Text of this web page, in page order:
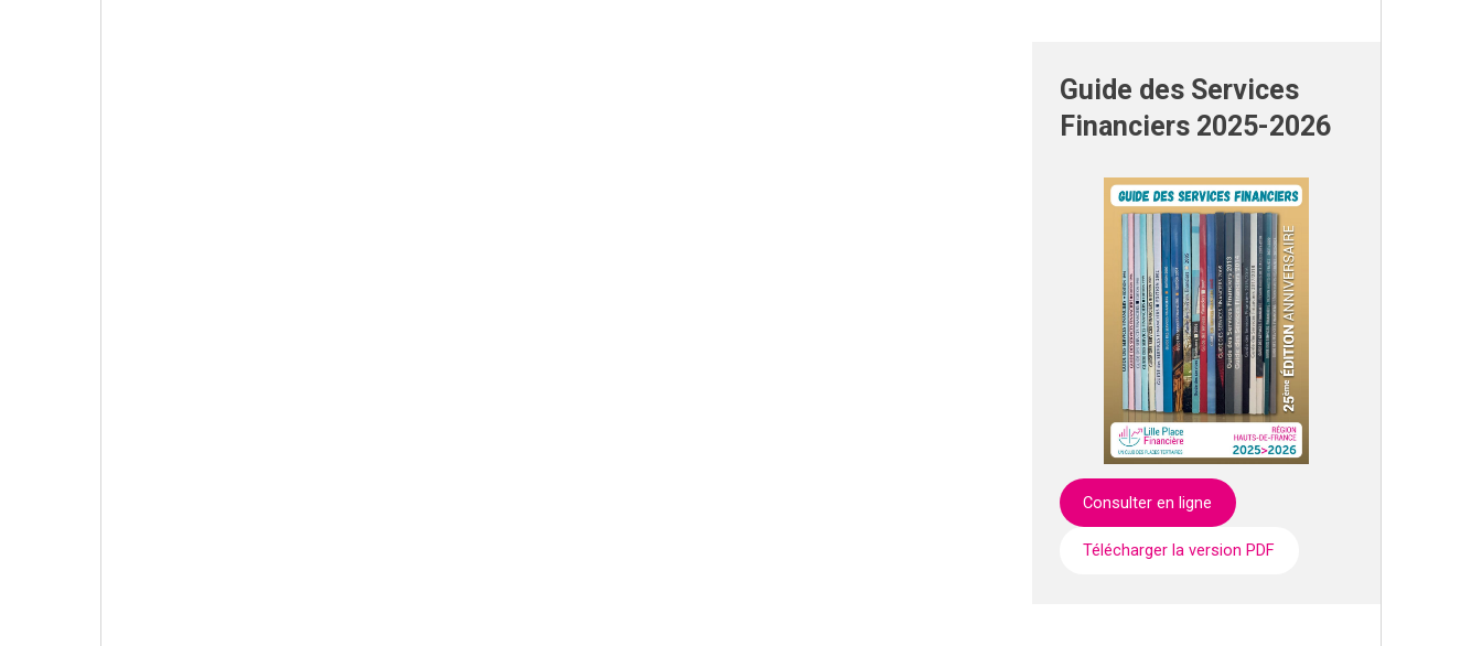
Guide des Services
Financiers 2025-2026
Consulter en ligne
Télécharger la version PDF